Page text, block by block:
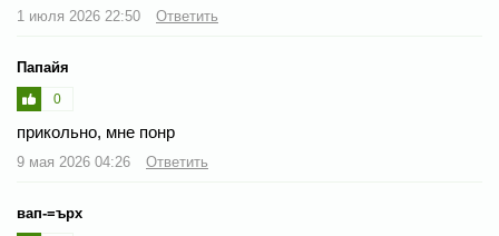
1 июля 2026 22:50 Ответить
Папайя
0
прикольно, мне понр
9 мая 2026 04:26 Ответить
вап-=ърх